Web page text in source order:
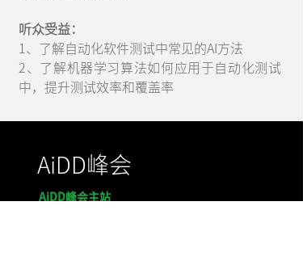
听众受益：
1、了解自动化软件测试中常见的AI方法
2、了解机器学习算法如何应用于自动化测试
中，提升测试效率和覆盖率
AiDD峰会
AiDD峰会主站